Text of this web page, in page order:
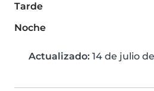
Tarde
Noche
Actualizado: 14 de julio